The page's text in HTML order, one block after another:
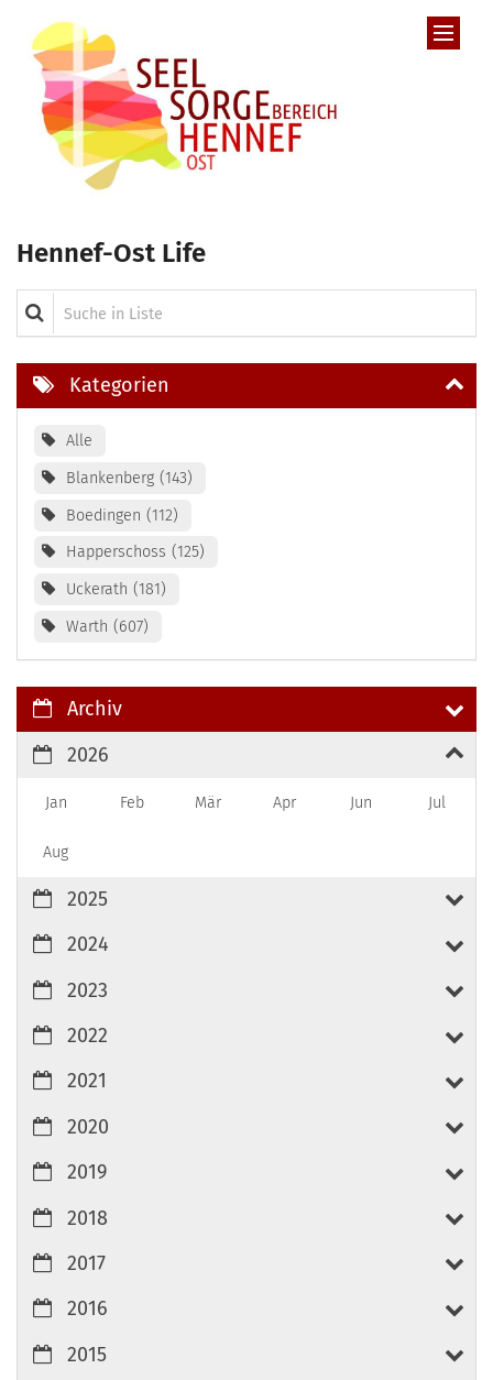
Hennef-Ost Life
Suche in Liste
Kategorien
Alle
Blankenberg
143
Boedingen
112
Happerschoss
125
Uckerath
181
Warth
607
Archiv
2026
Jan Feb Mär Apr Jun Jul
Aug
2025
2024
2023
2022
2021
2020
2019
2018
2017
2016
2015